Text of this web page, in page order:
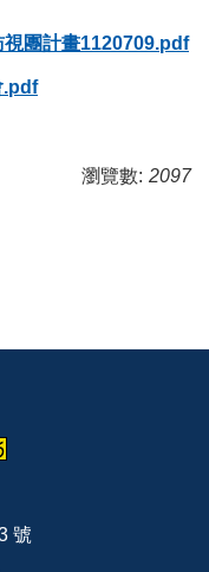
視團計畫1120709.pdf
.pdf
瀏覽數: 2097
號